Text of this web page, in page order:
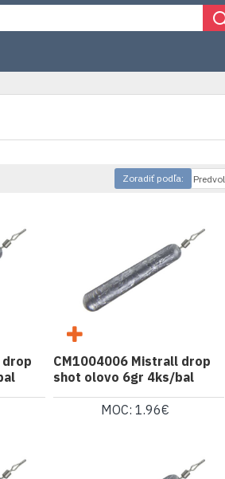
Zoradiť podľa:
drop
CM1004006 Mistrall drop
shot olovo 6gr 4ks/bal
MOC: 1.96€